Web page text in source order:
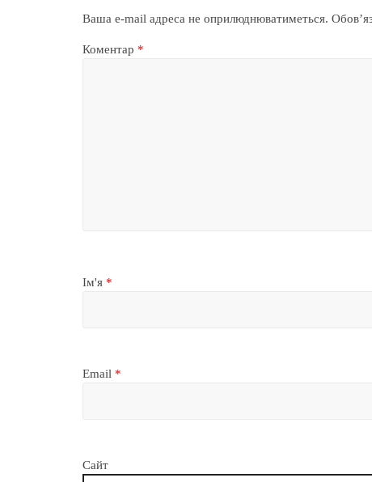
Ваша e-mail адреса не оприлюднюватиметься.
Коментар *
Ім'я *
Email *
Сайт